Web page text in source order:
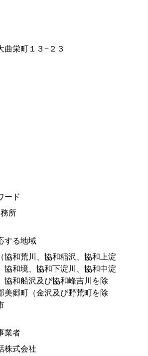
曲栄町１３−２３
ード
所
する地域
協和荒川、協和稲沢、協和上淀
協和境、協和下淀川、協和中淀
協和船沢及び協和峰吉川を除
美郷町（金沢及び野荒町を除
業者
株式会社